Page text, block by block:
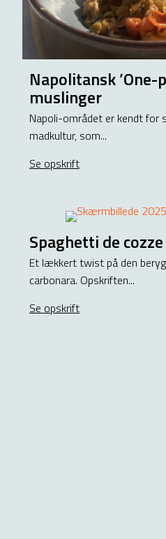
Napolitansk
muslinger
Napoli-området er kendt
madkultur, som...
Se opskrift
Spaghetti de
Et lækkert twist på den
carbonara. Opskriften...
Se opskrift